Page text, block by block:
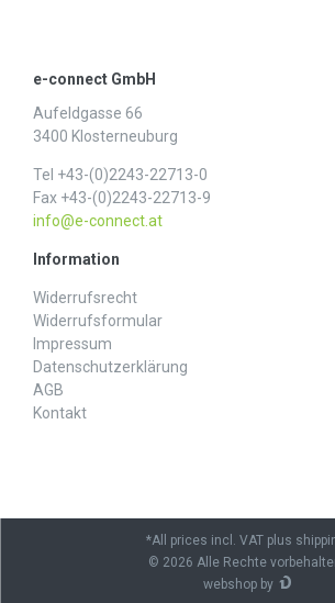
e-connect GmbH
Aufeldgasse 66
3400 Klosterneuburg
Tel +43-(0)2243-22713-0
Fax +43-(0)2243-22713-9
info@e-connect.at
Information
Widerrufs­recht
Widerrufs­formular
Impressum
Daten­schutz­erklärung
AGB
Kontakt
*All prices incl. VAT plus
© 2026 Alle Rechte
webshop by